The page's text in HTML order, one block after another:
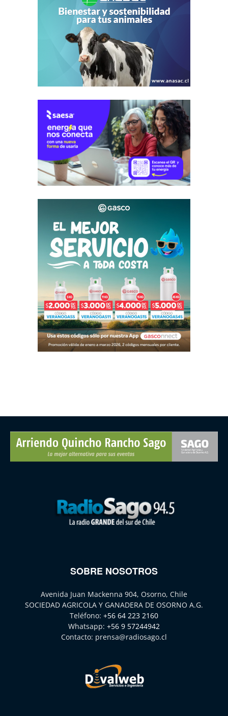
SOBRE NOSOTROS
Avenida Juan Mackenna 904, Osorno, Chile
SOCIEDAD AGRICOLA Y GANADERA DE OSORNO A.G.
Teléfono: +56 64 223 2160
Whatsapp: +56 9 57244942
Contacto: prensa@radiosago.cl